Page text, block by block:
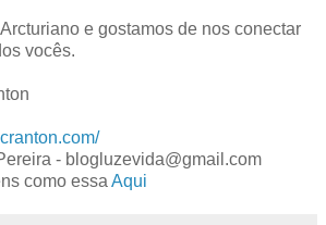
e gostamos de nos conectar
vocês.
- blogluzevida@gmail.com
como essa Aqui